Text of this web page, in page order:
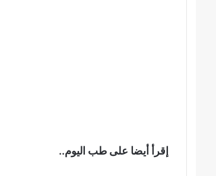
إقرأ أيضا على طب اليوم..